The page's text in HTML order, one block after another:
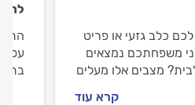
כלב גזעי או פריט
משפחתכם נמצאים
מצבים אלו מעלים
קרא עוד